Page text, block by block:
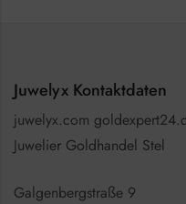
Juwelyx Kontaktdaten
juwelyx.com
Juwelier Goldhandel Stel
Galgenbergstraße 9